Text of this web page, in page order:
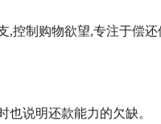
,控制购物欲望,专注于偿
也说明还款能力的欠缺。